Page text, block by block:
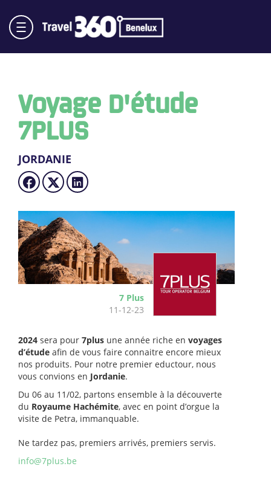
Voyage D'étude
7PLUS
JORDANIE
7 Plus
11-12-23
2024 sera pour 7plus une année riche en voyages
d’étude afin de vous faire connaitre encore mieux
nos produits. Pour notre premier eductour, nous
vous convions en Jordanie.
Du 06 au 11/02, partons ensemble à la découverte
du Royaume Hachémite, avec en point d’orgue la
visite de Petra, immanquable.
Ne tardez pas, premiers arrivés, premiers servis.
info@7plus.be